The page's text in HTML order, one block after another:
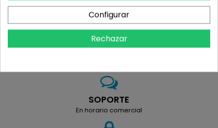
ENVÍO
69,99 €
SOPORTE
En horario comercial
Configurar
Rechazar